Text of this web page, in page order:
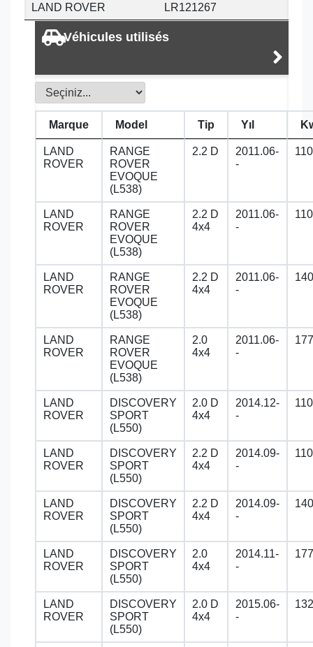
LAND ROVER LR121267
Véhicules utilisés
Marque Model Tip Yıl
LAND
ROVER
RANGE
ROVER
EVOQUE
(L538)
2.2 D
2011.06-
-
110
LAND
ROVER
RANGE
ROVER
EVOQUE
(L538)
2.2 D
4x4
2011.06-
-
110
LAND
ROVER
RANGE
ROVER
EVOQUE
(L538)
2.2 D
4x4
2011.06-
-
140
LAND
ROVER
RANGE
ROVER
EVOQUE
(L538)
2.0
4x4
2011.06-
-
177
LAND
ROVER
DISCOVERY
SPORT
(L550)
2.0 D
4x4
2014.12-
-
110
LAND
ROVER
DISCOVERY
SPORT
(L550)
2.2 D
4x4
2014.09-
-
110
LAND
ROVER
DISCOVERY
SPORT
(L550)
2.2 D
4x4
2014.09-
-
140
LAND
ROVER
DISCOVERY
SPORT
(L550)
2.0
4x4
2014.11-
-
177
LAND
ROVER
DISCOVERY
SPORT
(L550)
2.0 D
4x4
2015.06-
-
132